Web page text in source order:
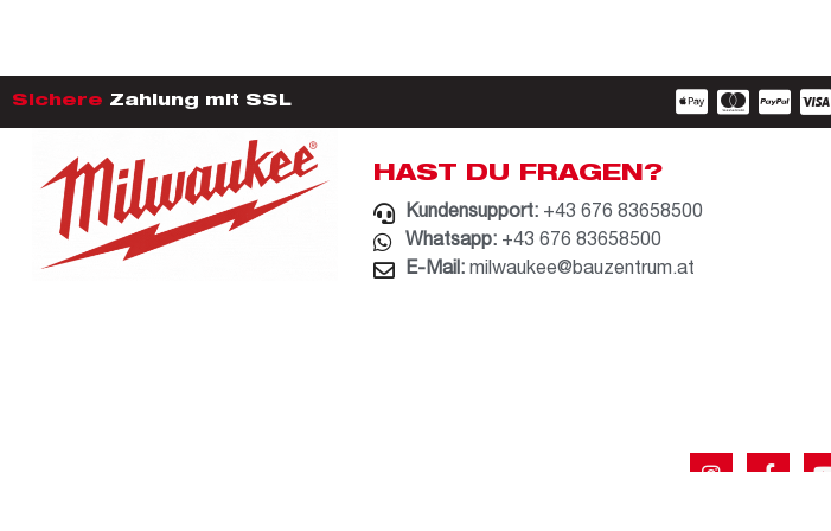
Sichere Zahlung mit SSL
HAST DU FRAGEN?
Kundensupport: +43 676 83658500
Whatsapp: +43 676 83658500
E-Mail: milwaukee@bauzentrum.at